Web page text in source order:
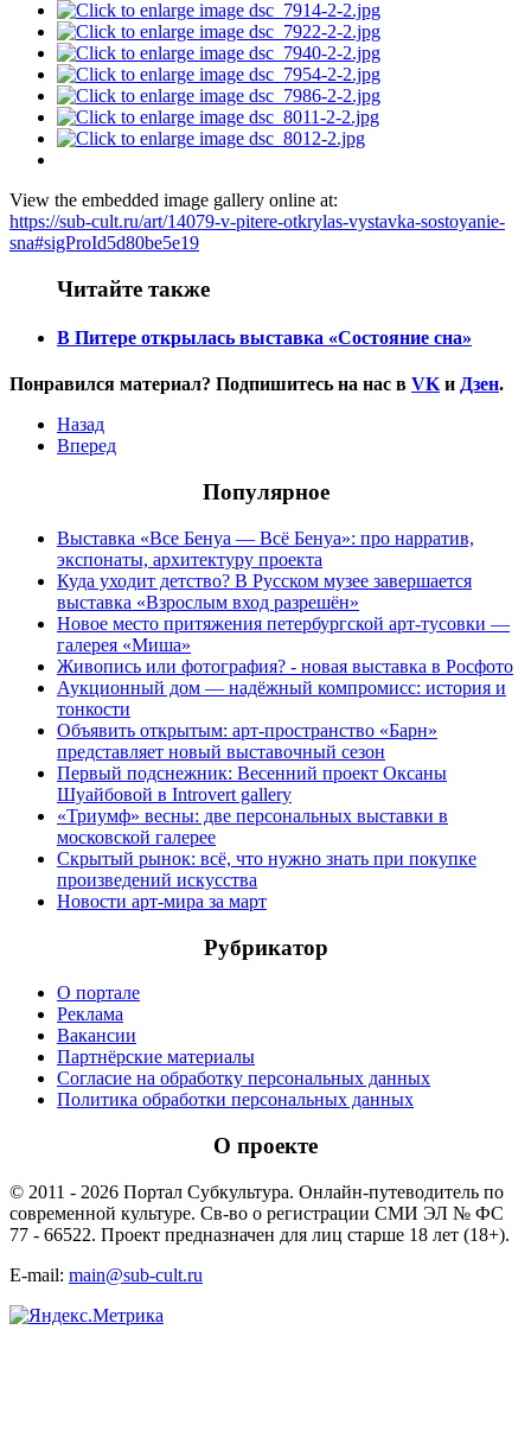
View the embedded image gallery online at:
https://sub-cult.ru/art/14079-v-pitere-otkrylas-vystavka-sostoyanie-
sna#sigProId5d80be5e19
Читайте также
В Питере открылась выставка «Состояние сна»
Понравился материал? Подпишитесь на нас в VKи Дзен.
Назад
Вперед
Популярное
Выставка «Все Бенуа — Всё Бенуа»: про нарратив,
экспонаты, архитектуру проекта
Куда уходит детство? В Русском музее завершается
выставка «Взрослым вход разрешён»
Новое место притяжения петербургской арт-тусовки —
галерея «Миша»
Живопись или фотография? - новая выставка в Росфото
Аукционный дом — надёжный компромисс: история и
тонкости
Объявить открытым: арт-пространство «Барн»
представляет новый выставочный сезон
Первый подснежник: Весенний проект Оксаны
Шуайбовой в Introvert gallery
«Триумф» весны: две персональных выставки в
московской галерее
Скрытый рынок: всё, что нужно знать при покупке
произведений искусства
Новости арт-мира за март
Рубрикатор
О портале
Реклама
Вакансии
Партнёрские материалы
Согласие на обработку персональных данных
Политика обработки персональных данных
О проекте
© 2011 - 2026 Портал Субкультура. Онлайн-путеводитель по
современной культуре. Св-во о регистрации СМИ ЭЛ № ФС
77 - 66522. Проект предназначен для лиц старше 18 лет (18+).
E-mail: main@sub-cult.ru